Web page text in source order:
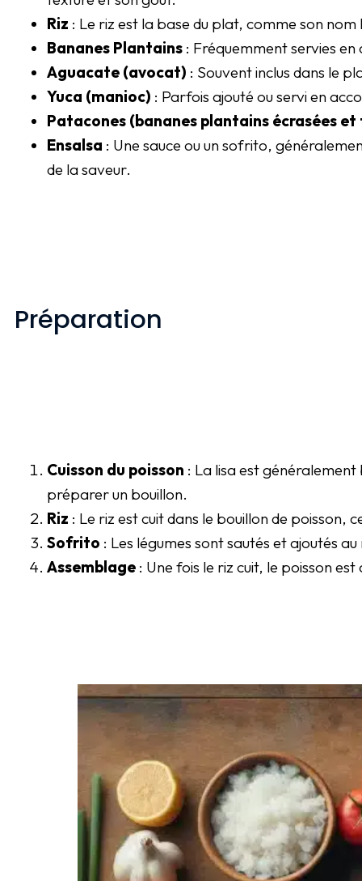
Riz : Le riz est la base du plat, comme son nom
Bananes Plantains : Fréquemment servies
Aguacate (avocat) : Souvent inclus dans le
Yuca (manioc) : Parfois ajouté ou servi en
Patacones (bananes plantains écrasées
Ensalsa : Une sauce ou un sofrito,
de la saveur.
Préparation
Cuisson du poisson : La lisa est
préparer un bouillon.
Riz : Le riz est cuit dans le bouillon de poisson,
Sofrito : Les légumes sont sautés et ajoutés
Assemblage : Une fois le riz cuit, le poisson